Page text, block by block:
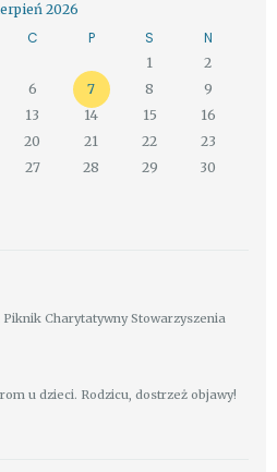
2026
C P S N
1
2
6 7 8
9
13 14 15
16
20 21 22
23
27 28 29
30
Piknik Charytatywny Stowarzyszenia
u dzieci. Rodzicu, dostrzeż objawy!